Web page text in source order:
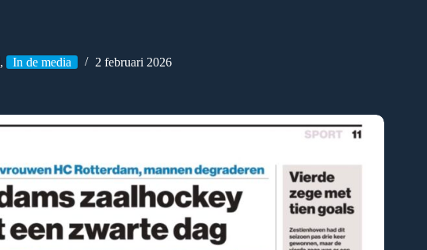
, In de media 2 februari 2026